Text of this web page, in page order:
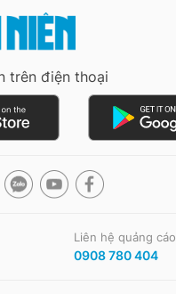
trên điện thoại
Liên hệ quảng cáo
0908 780 404